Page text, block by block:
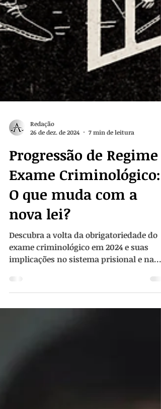
Redação
26 de dez. de 2024
7 min de leitura
Progressão de Regime e
Exame Criminológico:
O que muda com a
nova lei?
implicações no sistema prisional e na
execução penal.